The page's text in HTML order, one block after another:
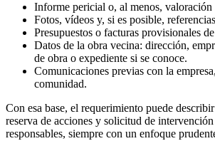
Informe pericial o, al menos,
Fotos, vídeos y, si es posible,
Presupuestos o facturas provisionales
Datos de la obra vecina: dirección,
de obra o expediente si se conoce.
Comunicaciones previas con la
comunidad.
Con esa base, el requerimiento puede
reserva de acciones y solicitud de
responsables, siempre con un enfoque